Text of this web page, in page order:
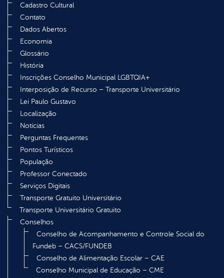
Cadastro Cultural
Contato
Dados Abertos
Economia
Glossário
História
Inscrições Conselho Municipal LGBTQIA+
Interposição de Recurso – Transporte Universitário
Lei Paulo Gustavo
Localização
Notícias
Perguntas Frequentes
Pontos Turísticos
População
Professor Conectado
Serviços Digitais
Transporte Gratuito Universitário
Transporte Universitário Gratuito
Conselhos
Conselho de Acompanhamento e Controle Social do
Fundeb – CACS/FUNDEB
Conselho de Alimentação Escolar – CAE
Conselho Municipal de Educação – CME